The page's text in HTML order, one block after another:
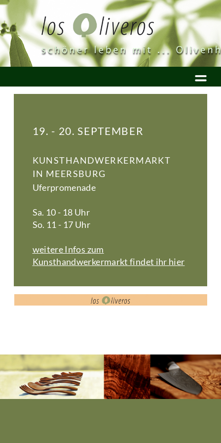
19. - 20. SEPTEMBER
KUNSTHANDWERKERMARKT
IN MEERSBURG
Uferpromenade
Sa. 10 - 18 Uhr
So. 11 - 17 Uhr
weitere Infos zum
Kunsthandwerkermarkt findet ihr hier